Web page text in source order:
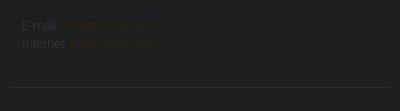
E-mail:
info(at)visus.com
Internet:
www.visus.com